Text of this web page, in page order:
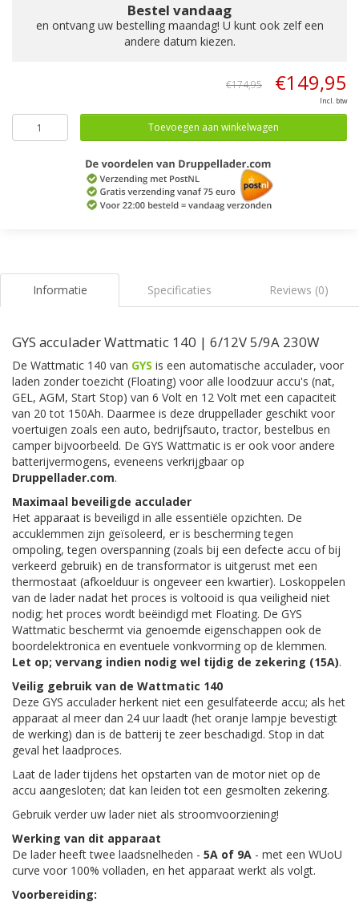
Bestel vandaag
en ontvang uw bestelling maandag! U kunt ook zelf een
andere datum kiezen.
€174,95 €149,95
Incl. btw
Toevoegen aan winkelwagen
Informatie Specificaties Reviews (0)
GYS acculader Wattmatic 140 | 6/12V 5/9A 230W
De Wattmatic 140 van GYS is een automatische acculader, voor
laden zonder toezicht (Floating) voor alle loodzuur accu's (nat,
GEL, AGM, Start Stop) van 6 Volt en 12 Volt met een capaciteit
van 20 tot 150Ah. Daarmee is deze druppellader geschikt voor
voertuigen zoals een auto, bedrijfsauto, tractor, bestelbus en
camper bijvoorbeeld. De GYS Wattmatic is er ook voor andere
batterijvermogens, eveneens verkrijgbaar op
Druppellader.com.
Maximaal beveiligde acculader
Het apparaat is beveiligd in alle essentiële opzichten. De
accuklemmen zijn geïsoleerd, er is bescherming tegen
ompoling, tegen overspanning (zoals bij een defecte accu of bij
verkeerd gebruik) en de transformator is uitgerust met een
thermostaat (afkoelduur is ongeveer een kwartier). Loskoppelen
van de lader nadat het proces is voltooid is qua veiligheid niet
nodig; het proces wordt beëindigd met Floating. De GYS
Wattmatic beschermt via genoemde eigenschappen ook de
boordelektronica en eventuele vonkvorming op de klemmen.
Let op; vervang indien nodig wel tijdig de zekering (15A).
Veilig gebruik van de Wattmatic 140
Deze GYS acculader herkent niet een gesulfateerde accu; als het
apparaat al meer dan 24 uur laadt (het oranje lampje bevestigt
de werking) dan is de batterij te zeer beschadigd. Stop in dat
geval het laadproces.
Laat de lader tijdens het opstarten van de motor niet op de
accu aangesloten; dat kan leiden tot een gesmolten zekering.
Gebruik verder uw lader niet als stroomvoorziening!
Werking van dit apparaat
De lader heeft twee laadsnelheden - 5A of 9A - met een WUoU
curve voor 100% volladen, en het apparaat werkt als volgt.
Voorbereiding: